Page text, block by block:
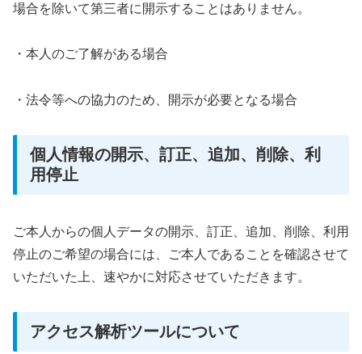
場合を除いて第三者に開示することはありません。
・本人のご了解がある場合
・法令等への協力のため、開示が必要となる場合
個人情報の開示、訂正、追加、削除、利
用停止
ご本人からの個人データの開示、訂正、追加、削除、利用
停止のご希望の場合には、ご本人であることを確認させて
いただいた上、速やかに対応させていただきます。
アクセス解析ツールについて